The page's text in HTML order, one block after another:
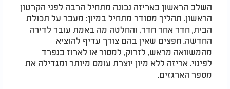
השלב הראשון באריזה נכונה מתחיל הרבה לפני הקרטון
הראשון. תהליך מסודר מתחיל במיון: מעבר על תכולת
הבית, חדר אחר חדר, והחלטה מה באמת עובר לדירה
החדשה. חפצים שאין בהם צורך עדיף להוציא
מהמשוואה מראש, לזרוק, למסור או לארוז בנפרד
לפינוי. אריזה ללא מיון יוצרת עומס מיותר ומגדילה את
מספר הארגזים.